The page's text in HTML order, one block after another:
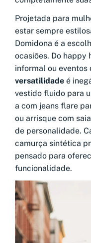
Projetada para
estar sempre
Domidona é a
ocasiões. Do happy
informal ou eventos
versatilidade é
vestido fluido para
a com jeans flare
ou arrisque com
de personalidade.
camurça sintética
pensado para
funcionalidade.